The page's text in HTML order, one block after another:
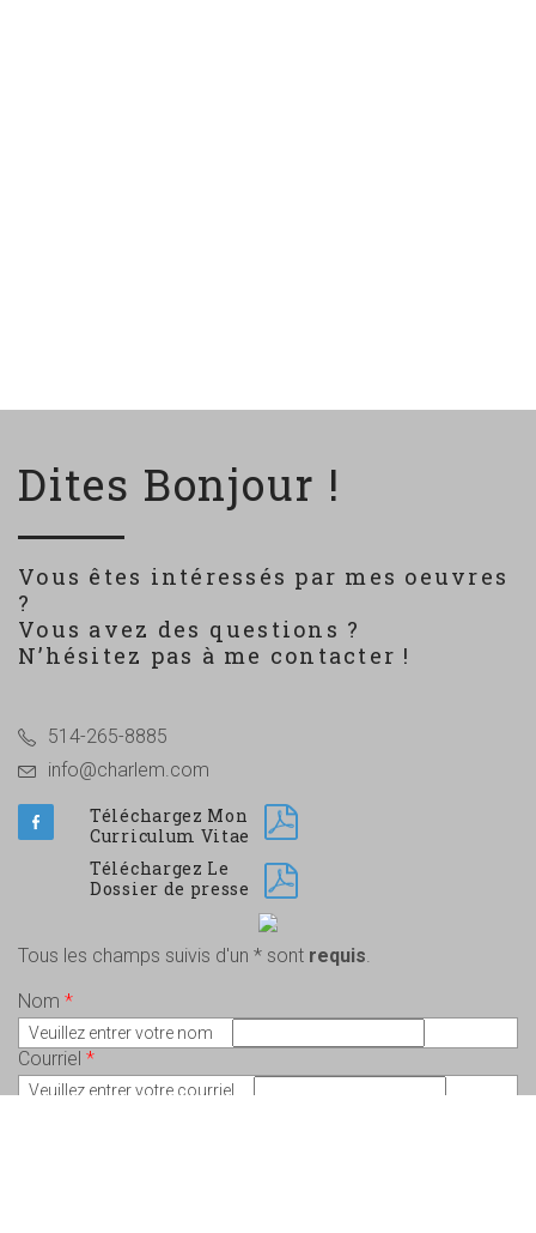
Dites Bonjour !
Vous êtes intéressés par mes oeuvres
?
Vous avez des questions ?
N’hésitez pas à me contacter !
514-265-8885
info@charlem.com
Téléchargez Mon
Curriculum Vitae
Téléchargez Le
Dossier de presse
Tous les champs suivis d'un * sont requis.
Nom *
Veuillez entrer votre nom
Courriel *
Veuillez entrer votre courriel